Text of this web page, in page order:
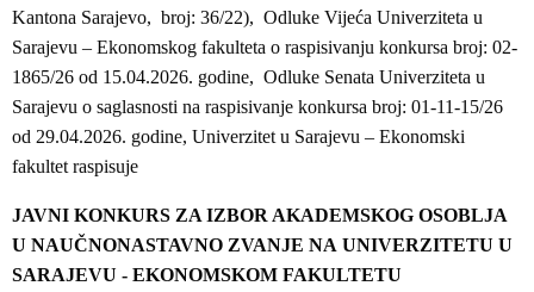
Kantona Sarajevo, broj: 36/22), Odluke Vijeća Univerziteta u
Sarajevu – Ekonomskog fakulteta o raspisivanju konkursa broj: 02-
1865/26 od 15.04.2026. godine, Odluke Senata Univerziteta u
Sarajevu o saglasnosti na raspisivanje konkursa broj: 01-11-15/26
od 29.04.2026. godine, Univerzitet u Sarajevu – Ekonomski
fakultet raspisuje
JAVNI KONKURS ZA IZBOR AKADEMSKOG OSOBLJA
U NAUČNONASTAVNO ZVANJE NA UNIVERZITETU U
SARAJEVU - EKONOMSKOM FAKULTETU